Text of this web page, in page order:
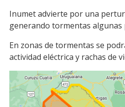
WhatsApp
Email
Inumet advierte por una
generando tormentas
En zonas de tormentas se
actividad eléctrica y rachas de